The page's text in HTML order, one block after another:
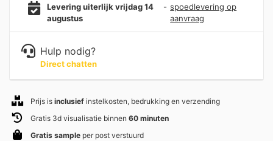
Levering uiterlijk vrijdag 14
augustus
- spoedlevering op
aanvraag
Hulp nodig?
Direct chatten
Prijs is inclusief instelkosten, bedrukking en verzending
Gratis 3d visualisatie binnen 60 minuten
Gratis sample per post verstuurd